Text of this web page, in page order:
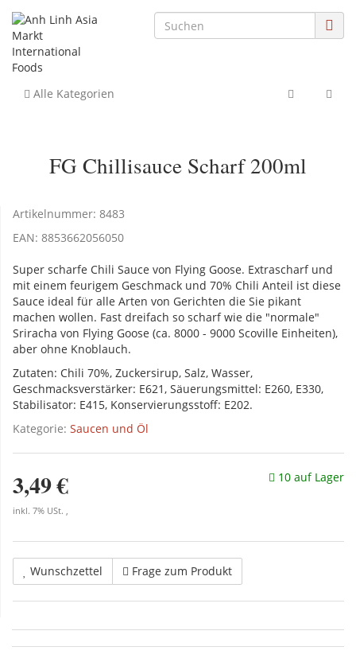
Alle Kategorien
FG Chillisauce Scharf 200ml
Artikelnummer: 8483
EAN: 8853662056050
Super scharfe Chili Sauce von Flying Goose. Extrascharf und
mit einem feurigem Geschmack und 70% Chili Anteil ist diese
Sauce ideal für alle Arten von Gerichten die Sie pikant
machen wollen. Fast dreifach so scharf wie die "normale"
Sriracha von Flying Goose (ca. 8000 - 9000 Scoville Einheiten),
aber ohne Knoblauch.
Zutaten: Chili 70%, Zuckersirup, Salz, Wasser,
Geschmacksverstärker: E621, Säuerungsmittel: E260, E330,
Stabilisator: E415, Konservierungsstoff: E202.
Kategorie: Saucen und Öl
3,49 €
inkl. 7% USt. ,
10 auf Lager
Wunschzettel Frage zum Produkt